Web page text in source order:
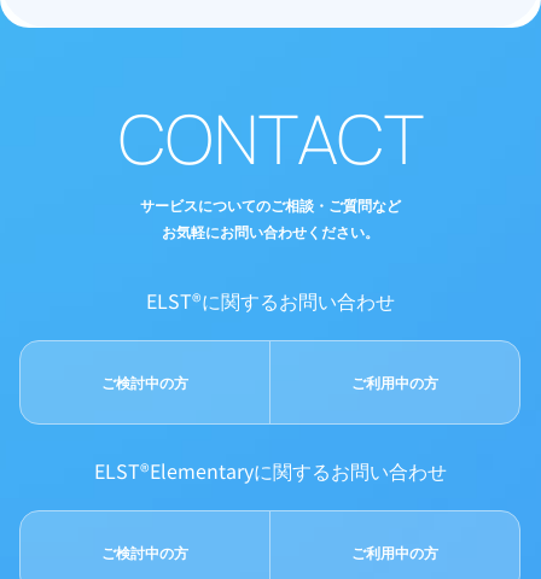
CONTACT
サービスについてのご相談・ご質問など
お気軽にお問い合わせください。
ELST®に関するお問い合わせ
ご検討中の方 ご利用中の方
ELST®Elementaryに関するお問い合わせ
ご検討中の方 ご利用中の方